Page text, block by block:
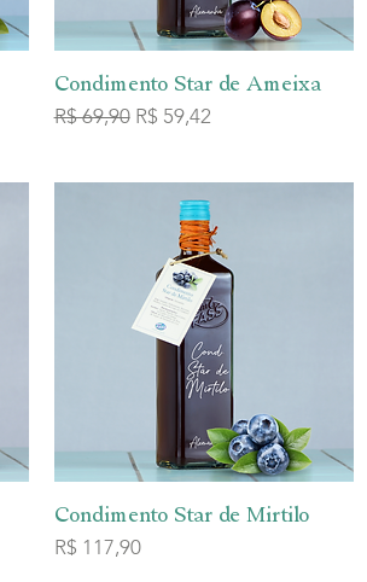
Visualização rápida
Condimento Star de Ameixa
Preço normal
R$ 69,90 Preço promocional
R$ 59,42
Visualização rápida
Condimento Star de Mirtilo
Preço
R$ 117,90